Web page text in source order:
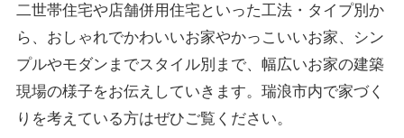
二世帯住宅や店舗併用住宅といった工法・タイプ別か
ら、おしゃれでかわいいお家やかっこいいお家、シン
プルやモダンまでスタイル別まで、幅広いお家の建築
現場の様子をお伝えしていきます。瑞浪市内で家づく
りを考えている方はぜひご覧ください。